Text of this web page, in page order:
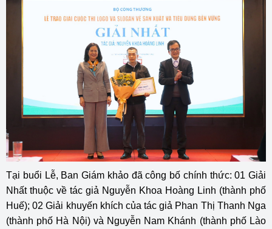
Tại buổi Lễ, Ban Giám khảo đã công bố chính thức: 01 Giải
Nhất thuộc về tác giả Nguyễn Khoa Hoàng Linh (thành phố
Huế); 02 Giải khuyến khích của tác giả Phan Thị Thanh Nga
(thành phố Hà Nội) và Nguyễn Nam Khánh (thành phố Lào